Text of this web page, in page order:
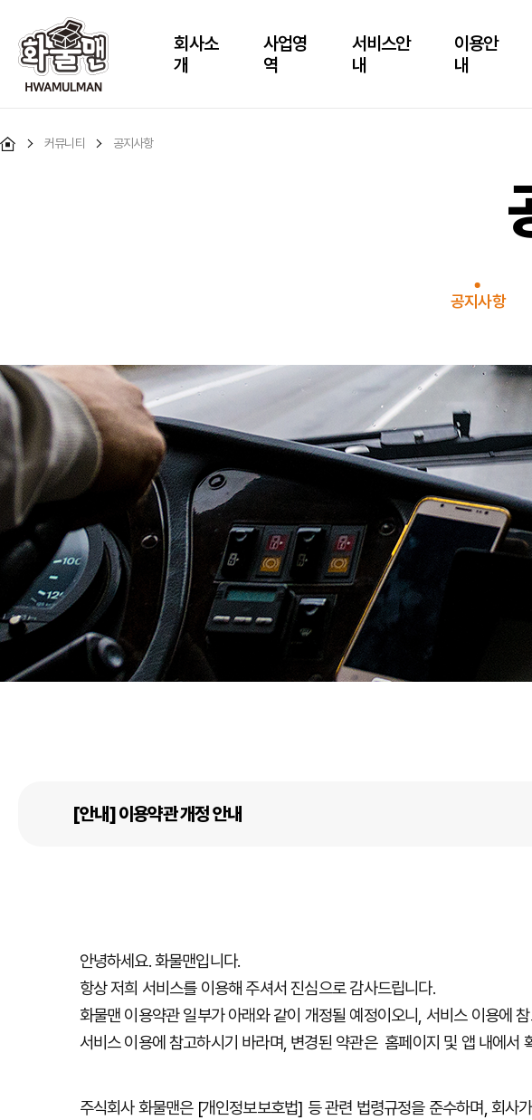
회사소
개
사업영
역
서비스안
내
이용안
내
커뮤니티 공지사항
공지사항
[안내] 이용약관 개정 안내
안녕하세요. 화물맨입니다.
항상 저희 서비스를 이용해 주셔서 진심으로 감사드립니다.
화물맨 이용약관 일부가 아래와 같이 개정될 예정이오니, 서비스 이용에
서비스 이용에 참고하시기 바라며, 변경된 약관은 홈페이지 및 앱 내에서
주식회사 화물맨은[개인정보보호법] 등관련 법령규정을 준수하며,회사가